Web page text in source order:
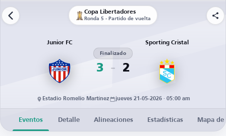
Copa Libertadores
Ronda 5 - Partido de vuelta
Junior FC
3
Finalizado
2
Sporting Cristal
Estadio Romelio Martínez jueves 21-05-2026 · 05:00 am
Eventos Detalle Alineaciones Estadísticas Mapa